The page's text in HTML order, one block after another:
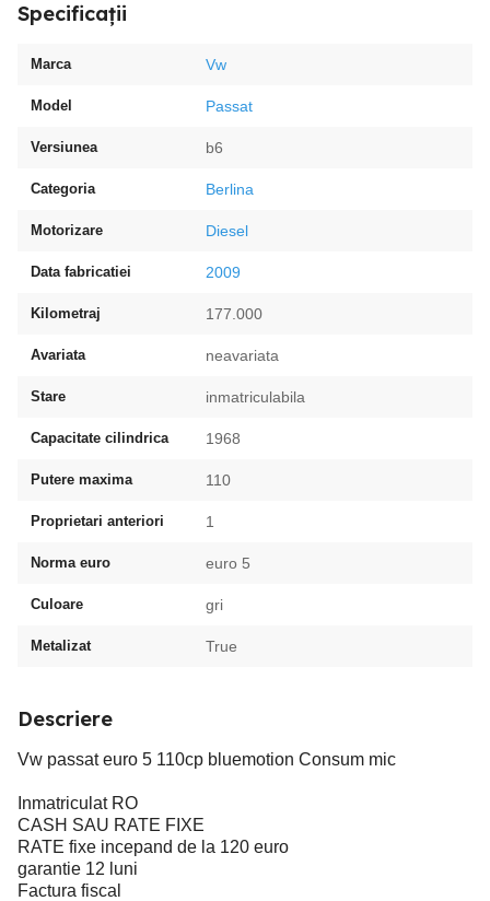
Specificații
Marca Vw
Model Passat
Versiunea b6
Categoria Berlina
Motorizare Diesel
Data fabricatiei 2009
Kilometraj 177.000
Avariata neavariata
Stare inmatriculabila
Capacitate cilindrica 1968
Putere maxima 110
Proprietari anteriori 1
Norma euro euro 5
Culoare gri
Metalizat True
Descriere
Vw passat euro 5 110cp bluemotion Consum mic
Inmatriculat RO
CASH SAU RATE FIXE
RATE fixe incepand de la 120 euro
garantie 12 luni
Factura fiscal